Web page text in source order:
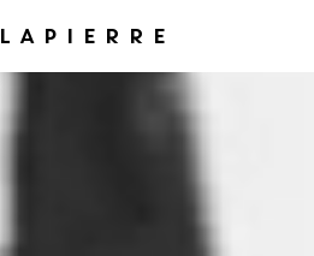
LAPIERRE